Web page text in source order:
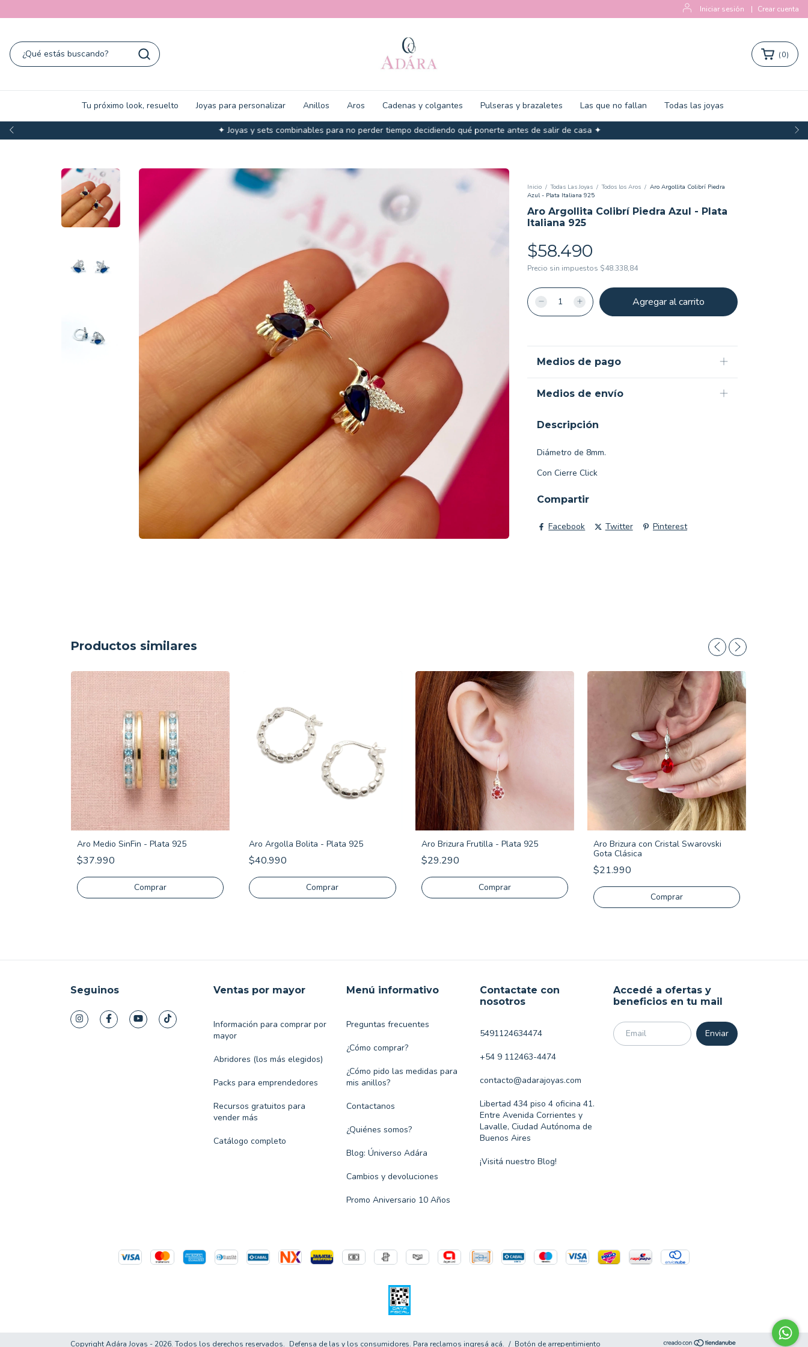
Iniciar sesión | Crear cuenta
✦ Joyas y sets combinables para no perder tiempo decidiendo qué ponerte antes de salir de casa ✦
(0)
Tu próximo look, resuelto Joyas para personalizar Anillos Aros Cadenas y colgantes Pulseras y brazaletes Las que no fallan Todas las joyas
Inicio / Todas Las Joyas / Todos los Aros / Aro Argollita Colibrí Piedra
Azul - Plata Italiana 925
Aro Argollita Colibrí Piedra Azul - Plata
Italiana 925
$58.490
Precio sin impuestos $48.338,84
Medios de pago
Medios de envío
Descripción
Diámetro de 8mm.
Con Cierre Click
Compartir
Facebook Twitter Pinterest
Productos similares
Aro Medio SinFin - Plata 925
$37.990
Comprar
Aro Argolla Bolita - Plata 925
$40.990
Aro Brizura Frutilla - Plata 925
$29.290
Aro Brizura con Cristal Swarovski
Gota Clásica
$21.990
Seguinos Ventas por mayor
Información para comprar por
mayor
Abridores (los más elegidos)
Packs para emprendedores
Recursos gratuitos para
vender más
Catálogo completo
Menú informativo
Preguntas frecuentes
¿Cómo comprar?
¿Cómo pido las medidas para
mis anillos?
Contactanos
¿Quiénes somos?
Blog: Úniverso Adára
Cambios y devoluciones
Promo Aniversario 10 Años
Contactate con
nosotros
5491124634474
+54 9 112463-4474
contacto@adarajoyas.com
Libertad 434 piso 4 oficina 41.
Entre Avenida Corrientes y
Lavalle, Ciudad Autónoma de
Buenos Aires
¡Visitá nuestro Blog!
Accedé a ofertas y
beneficios en tu mail
Copyright Adára Joyas - 2026. Todos los derechos reservados. Defensa de las y los consumidores. Para reclamos ingresá acá. / Botón de arrepentimiento